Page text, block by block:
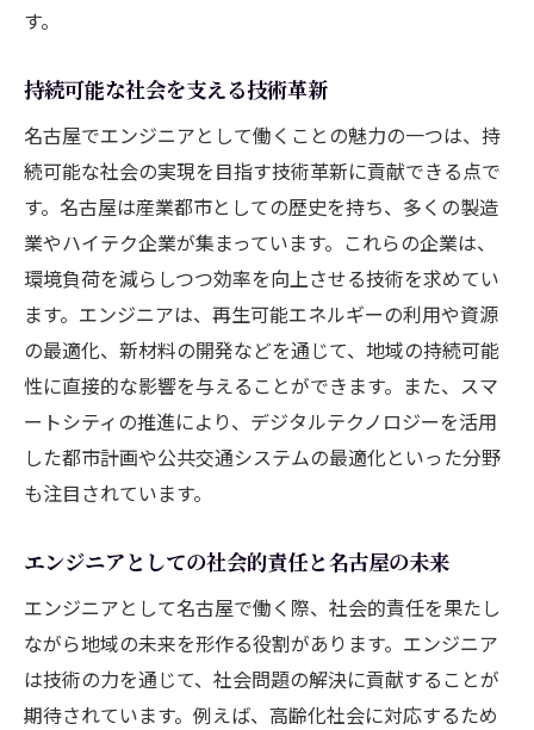
す。
持続可能な社会を支える技術革新
名古屋でエンジニアとして働くことの魅力の一つは、持
続可能な社会の実現を目指す技術革新に貢献できる点で
す。名古屋は産業都市としての歴史を持ち、多くの製造
業やハイテク企業が集まっています。これらの企業は、
環境負荷を減らしつつ効率を向上させる技術を求めてい
ます。エンジニアは、再生可能エネルギーの利用や資源
の最適化、新材料の開発などを通じて、地域の持続可能
性に直接的な影響を与えることができます。また、スマ
ートシティの推進により、デジタルテクノロジーを活用
した都市計画や公共交通システムの最適化といった分野
も注目されています。
エンジニアとしての社会的責任と名古屋の未来
エンジニアとして名古屋で働く際、社会的責任を果たし
ながら地域の未来を形作る役割があります。エンジニア
は技術の力を通じて、社会問題の解決に貢献することが
期待されています。例えば、高齢化社会に対応するため